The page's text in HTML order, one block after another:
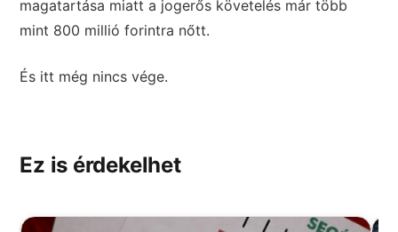
magatartása miatt a jogerős követelés már több
mint 800 millió forintra nőtt.
És itt még nincs vége.
Ez is érdekelhet